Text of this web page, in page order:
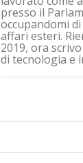
presso il
occupandomi
affari esteri.
2019, ora
di tecnologia e